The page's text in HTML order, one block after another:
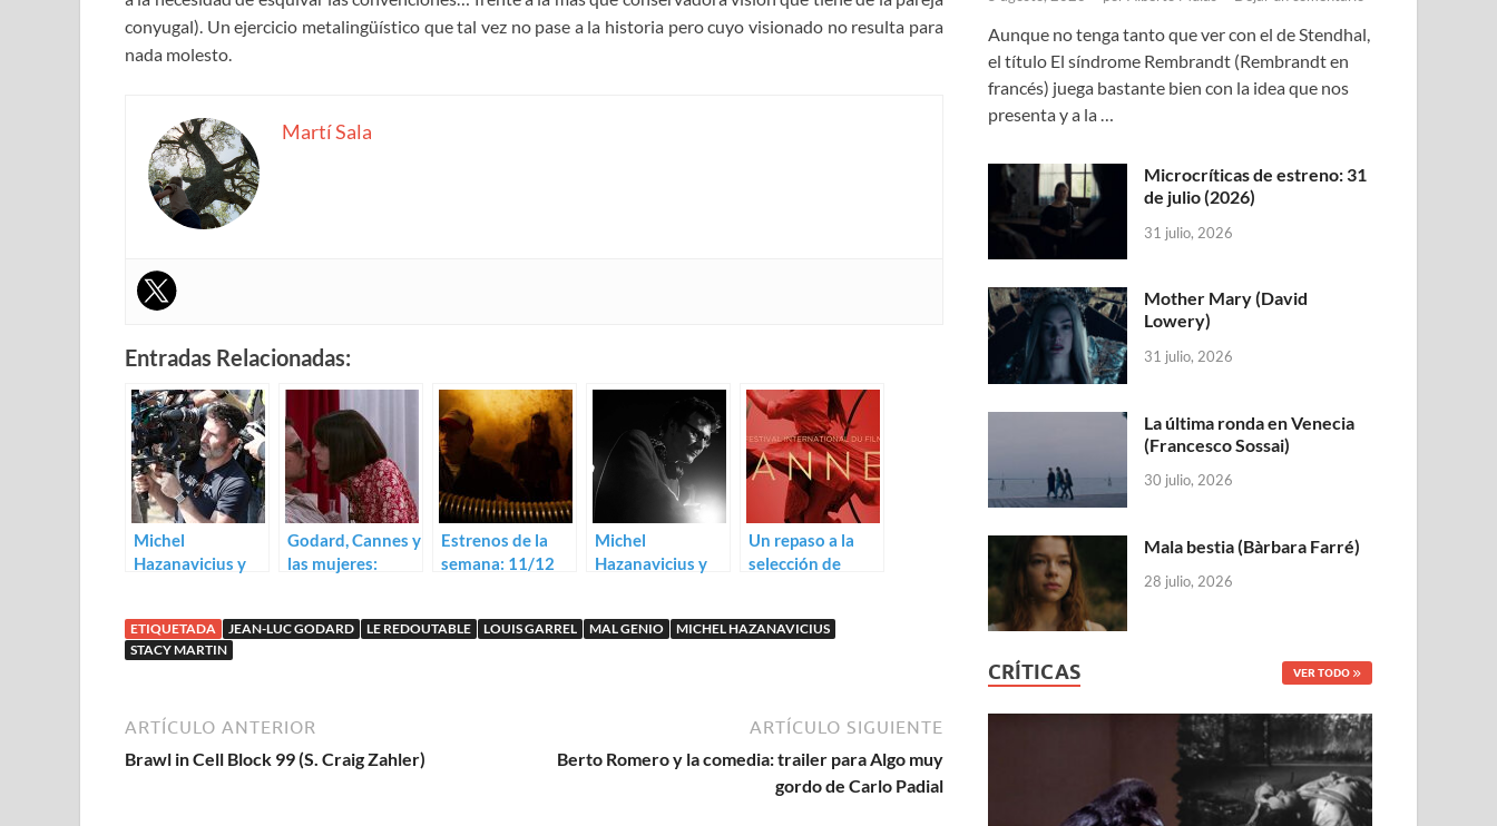
conyugal). Un ejercicio metalingüístico que tal vez no pase a la historia pero cuyo visionado no resulta para
nada molesto.
Martí Sala
Entradas Relacionadas:
Michel
Hazanavicius y
Redoubtable
Godard, Cannes y
las mujeres:
Estrenos de la
semana: 11/12
Michel
Hazanavicius y
preparan un film
Un repaso a la
selección de
ETIQUETADA JEAN-LUC GODARD LE REDOUTABLE LOUIS GARREL MAL GENIO
MICHEL HAZANAVICIUS
STACY MARTIN
ARTÍCULO ANTERIOR
Brawl in Cell Block 99 (S. Craig Zahler)
ARTÍCULO SIGUIENTE
Berto Romero y la comedia: trailer para Algo muy
gordo de Carlo Padial
Aunque no tenga tanto que ver con el de Stendhal,
el título El síndrome Rembrandt (Rembrandt en
francés) juega bastante bien con la idea que nos
presenta y a la …
Microcríticas de estreno: 31
de julio (2026)
31 julio, 2026
Mother Mary (David
Lowery)
31 julio, 2026
La última ronda en Venecia
(Francesco Sossai)
30 julio, 2026
Mala bestia (Bàrbara Farré)
28 julio, 2026
CRÍTICAS VER TODO